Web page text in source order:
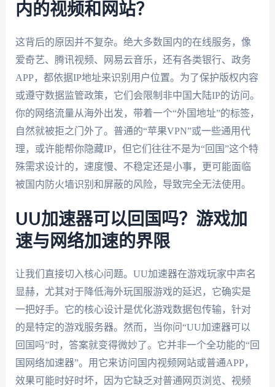
内的视频和网站？
这背后的原因并不复杂。绝大多数国内的在线服务，像
爱奇艺、腾讯视频、网易云音乐，还有各类银行、政务
APP，都依据IP地址来识别用户位置。为了保护版权内容
或遵守数据监管政策，它们会限制非中国大陆IP的访问。
你的网络流量从海外出发，带着一个“外国地址”的标签，
自然就被拒之门外了。普通的“苹果VPN”或一些通用代
理，或许能帮你隐藏IP，但它们往往不是为“回国”这个特
殊需求设计的，速度慢、不稳定还是小事，更可能面临
被国内防火墙识别和屏蔽的风险，导致完全无法使用。
UU加速器可以回国吗？游戏加
速与网络加速的界限
让我们直接切入核心问题。UU加速器在游戏玩家中声名
显赫，尤其对于降低海外玩国服游戏的延迟，它确实是
一把好手。它的核心设计是优化游戏数据包传输，针对
的是特定的游戏服务器。然而，当你问“UU加速器可以
回国吗”时，答案就变得微妙了。它并非一个全功能的“回
国网络加速器”。用它来访问国内视频网站或普通APP，
效果可能时好时坏，因为它缺乏对普通网页浏览、视频